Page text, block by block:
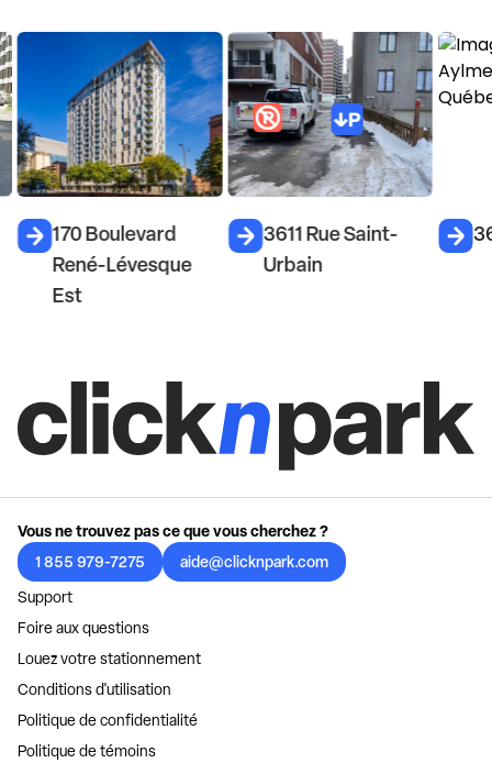
170 Boulevard
René-Lévesque
Est
3611 Rue Saint-
Urbain
Vous ne trouvez pas ce que vous cherchez ?
1 855 979-7275
aide@clicknpark.com
Support
Foire aux questions
Louez votre stationnement
Conditions d'utilisation
Politique de confidentialité
Politique de témoins